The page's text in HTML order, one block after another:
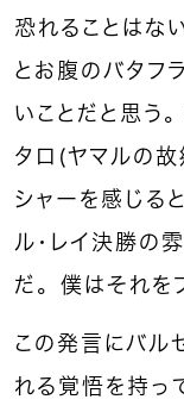
恐れることはな
とお腹のバタフ
いことだと思う
タロ（ヤマルの
シャーを感じる
ル・レイ決勝の
だ。僕はそれを
この発言にバル
れる覚悟を持っ